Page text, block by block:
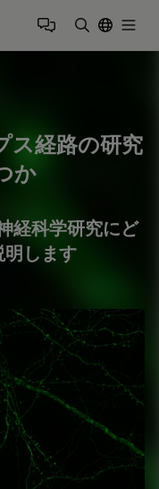
ス経路の研究
か
経科学研究にど
明します